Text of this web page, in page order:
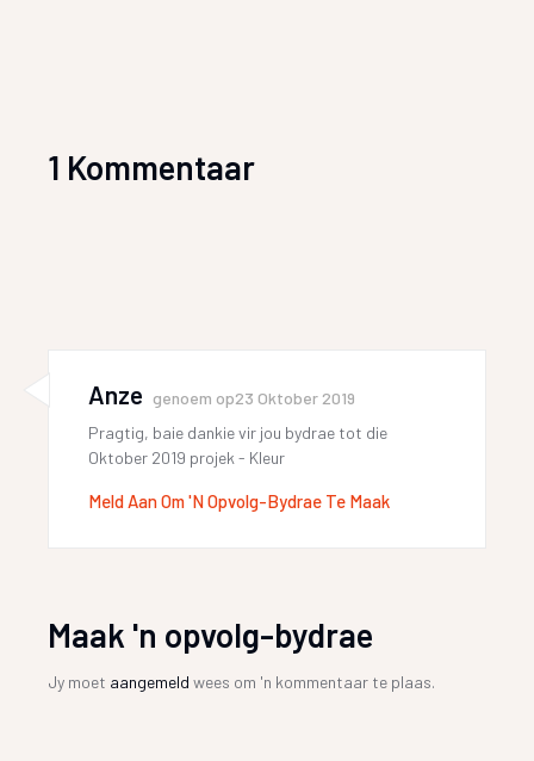
1 Kommentaar
Anze genoem op23 Oktober 2019
Pragtig, baie dankie vir jou bydrae tot die
Oktober 2019 projek - Kleur
Meld Aan Om 'n Opvolg-Bydrae Te Maak
Maak 'n opvolg-bydrae
Jy moet aangemeld wees om 'n kommentaar te plaas.